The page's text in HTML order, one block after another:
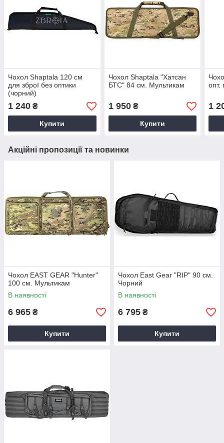
Чохол Shaptala 120 см
для зброї без оптики
(чорний)
1 240 ₴
Купити
Чохол Shaptala "Хатсан
БТС" 84 см. Мультикам
1 950₴
Купити
опт.
1
Акційні пропозиції та новинки
Чохол EAST GEAR "Hunter"
100 см. Мультикам
В наявності
6 965 ₴
Купити
Чохол East Gear "RIP" 90 см.
Чорний
В наявності
6 795 ₴
Купити